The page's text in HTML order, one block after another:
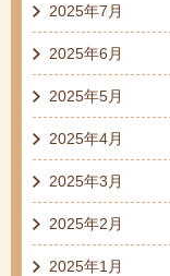
2025年7月
2025年6月
2025年5月
2025年4月
2025年3月
2025年2月
2025年1月